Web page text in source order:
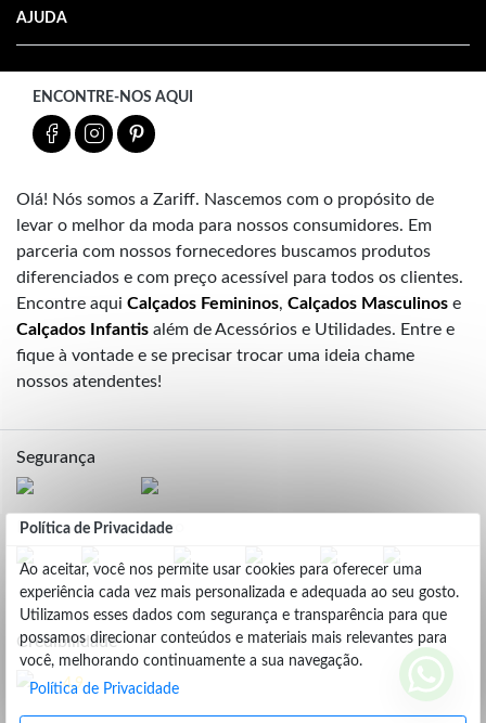
Política de Privacidade
Ao aceitar, você nos permite usar cookies para oferecer uma
experiência cada vez mais personalizada e adequada ao seu gosto.
Utilizamos esses dados com segurança e transparência para que
possamos direcionar conteúdos e materiais mais relevantes para
você, melhorando continuamente a sua navegação.
Política de Privacidade
AJUDA
ENCONTRE-NOS AQUI
Olá! Nós somos a Zariff. Nascemos com o propósito de
levar o melhor da moda para nossos consumidores. Em
parceria com nossos fornecedores buscamos produtos
diferenciados e com preço acessível para todos os clientes.
Encontre aqui Calçados Femininos, Calçados Masculinos e
Calçados Infantis além de Acessórios e Utilidades. Entre e
fique à vontade e se precisar trocar uma ideia chame
nossos atendentes!
Segurança
Formas de Pagamento
Credibilidade
4.9